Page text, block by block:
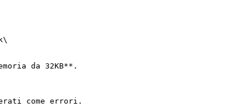
da 32KB**.
come errori.